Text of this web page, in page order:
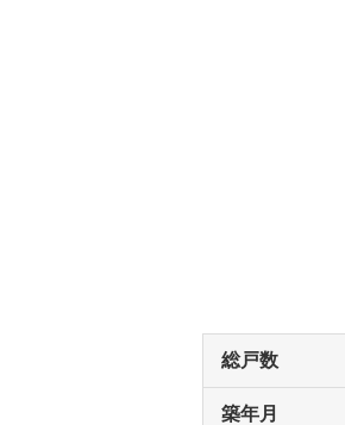
総戸数
築年月